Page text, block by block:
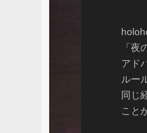
「夜
アド
ルー
同じ
こと